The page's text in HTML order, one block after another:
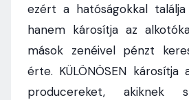
ezért a hatóságokkal
hanem károsítja az
mások zenéivel pénzt
érte. KÜLÖNÖSEN
producereket, akiknek